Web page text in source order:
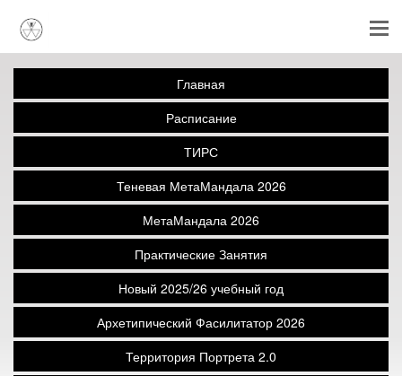
Главная
Расписание
ТИРС
Теневая МетаМандала 2026
МетаМандала 2026
Практические Занятия
Новый 2025/26 учебный год
Архетипический Фасилитатор 2026
Территория Портрета 2.0